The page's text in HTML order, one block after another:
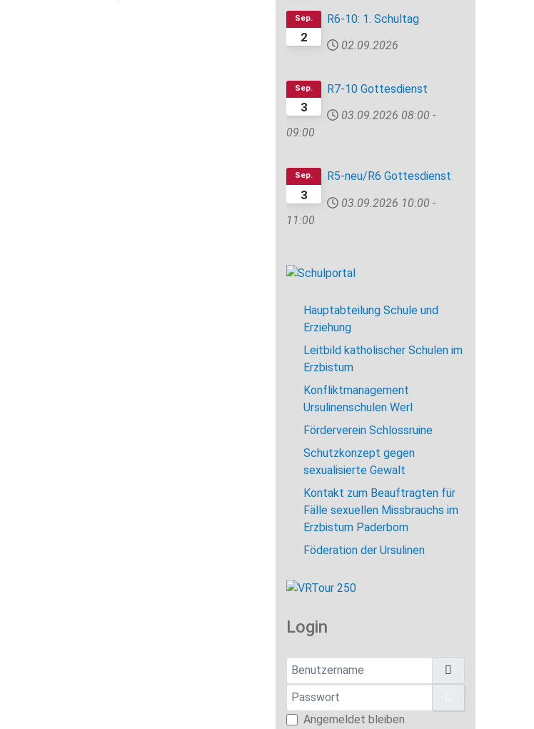
2
Sep.
R6-10: 1. Schultag
02.09.2026
3
Sep.
R7-10 Gottesdienst
03.09.2026 08:00 -
09:00
3
Sep.
R5-neu/R6 Gottesdienst
03.09.2026 10:00 -
11:00
Hauptabteilung Schule und
Erziehung
Leitbild katholischer Schulen im
Erzbistum
Konfliktmanagement
Ursulinenschulen Werl
Förderverein Schlossruine
Schutzkonzept gegen
sexualisierte Gewalt
Kontakt zum Beauftragten für
Fälle sexuellen Missbrauchs im
Erzbistum Paderborn
Föderation der Ursulinen
Login
Benutzername
Passwort
Angemeldet bleiben